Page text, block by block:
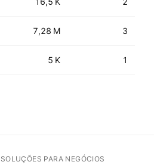
7,28 M 3
5 K 1
SOLUÇÕES PARA NEGÓCIOS